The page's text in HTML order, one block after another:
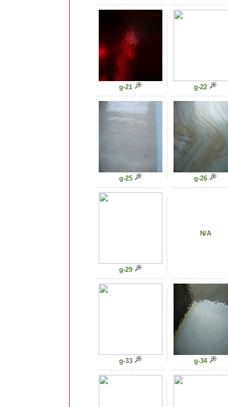
g-21 g-22
g-25 g-26
g-29
N/A
g-33 g-34